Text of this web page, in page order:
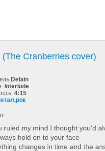
(The Cranberries cover)
Delain
Interlude
4:15
ruled my mind I thought you’d
hold on to your face
changes in time and the